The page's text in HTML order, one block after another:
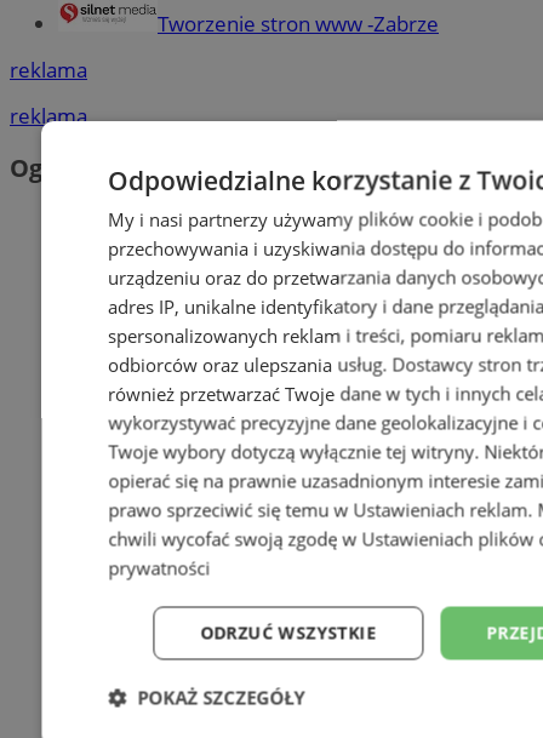
Tworzenie stron www -Zabrze
reklama
reklama
OgłoszeniaOdpowiedzialne korzystanie z
My i nasi partnerzy używamy plików cookie i
przechowywania i uzyskiwania dostępu do
urządzeniu oraz do przetwarzania danych
adres IP, unikalne identyfikatory i dane
spersonalizowanych reklam i treści, pomiaru
odbiorców oraz ulepszania usług. Dostawcy stron
również przetwarzać Twoje dane w tych i innych
wykorzystywać precyzyjne dane geolokalizacyjne i
Twoje wybory dotyczą wyłącznie tej witryny.
opierać się na prawnie uzasadnionym interesie
prawo sprzeciwić się temu w Ustawieniach reklam.
chwili wycofać swoją zgodę w Ustawieniach plików
prywatności
ODRZUĆ WSZYSTKIE
POKAŻ SZCZEGÓŁY